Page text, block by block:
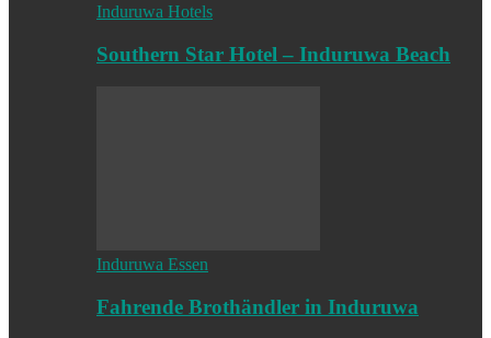
Induruwa Hotels
Southern Star Hotel – Induruwa Beach
Induruwa Essen
Fahrende Brothändler in Induruwa